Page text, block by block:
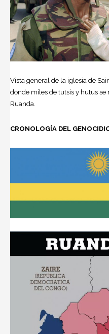
Vista general de la iglesia de
donde miles de tutsis y hutus
Ruanda.
CRONOLOGÍA DEL